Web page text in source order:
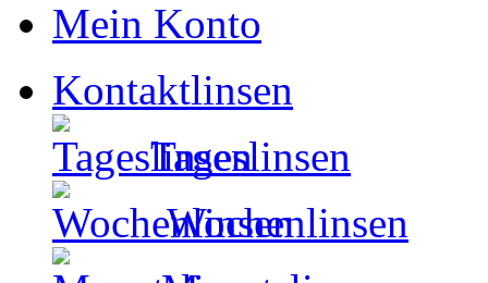
Mein Konto
Kontaktlinsen
Tageslinsen
Wochenlinsen